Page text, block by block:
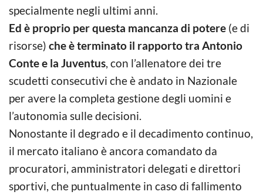
specialmente negli ultimi anni.
Ed è proprio per questa mancanza di potere (e di
risorse) che è terminato il rapporto tra Antonio
Conte e la Juventus, con l’allenatore dei tre
scudetti consecutivi che è andato in Nazionale
per avere la completa gestione degli uomini e
l’autonomia sulle decisioni.
Nonostante il degrado e il decadimento continuo,
il mercato italiano è ancora comandato da
procuratori, amministratori delegati e direttori
sportivi, che puntualmente in caso di fallimento